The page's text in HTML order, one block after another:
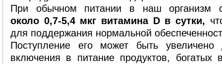
При обычном питании в наш
около 0,7-5,4 мкг витамина D в сутки,
для поддержания нормальной
Поступление его может быть
включения в питание продуктов, богатых